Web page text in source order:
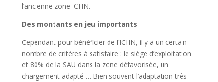
l’ancienne zone ICHN.
Des montants en jeu importants
Cependant pour bénéficier de l’ICHN, il y a un certain
nombre de critères à satisfaire : le siège d’exploitation
et 80% de la SAU dans la zone défavorisée, un
chargement adapté … Bien souvent l’adaptation très